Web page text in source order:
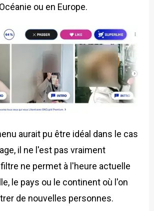
ou en Europe.
aurait pu être idéal dans le cas
il ne l'est pas vraiment
ne permet à l'heure actuelle
le pays ou le continent où l'on
de nouvelles personnes.